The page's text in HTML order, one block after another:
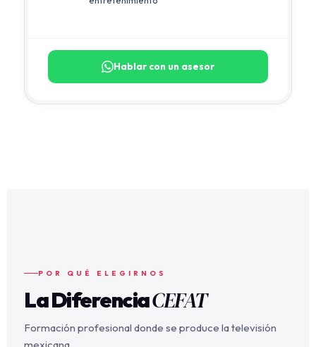
Hablar con un asesor
POR QUÉ ELEGIRNOS
La DiferenciaCEFAT
Formación profesional donde se produce la televisión